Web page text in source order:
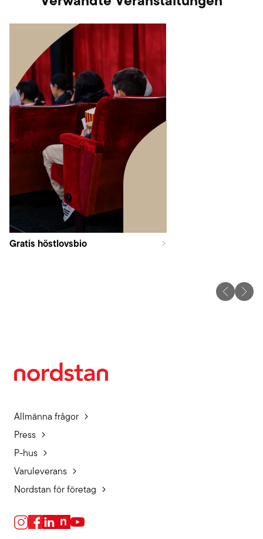
Gratis höstlovsbio
Allmänna frågor
Press
P-hus
Varuleverans
Nordstan för företag